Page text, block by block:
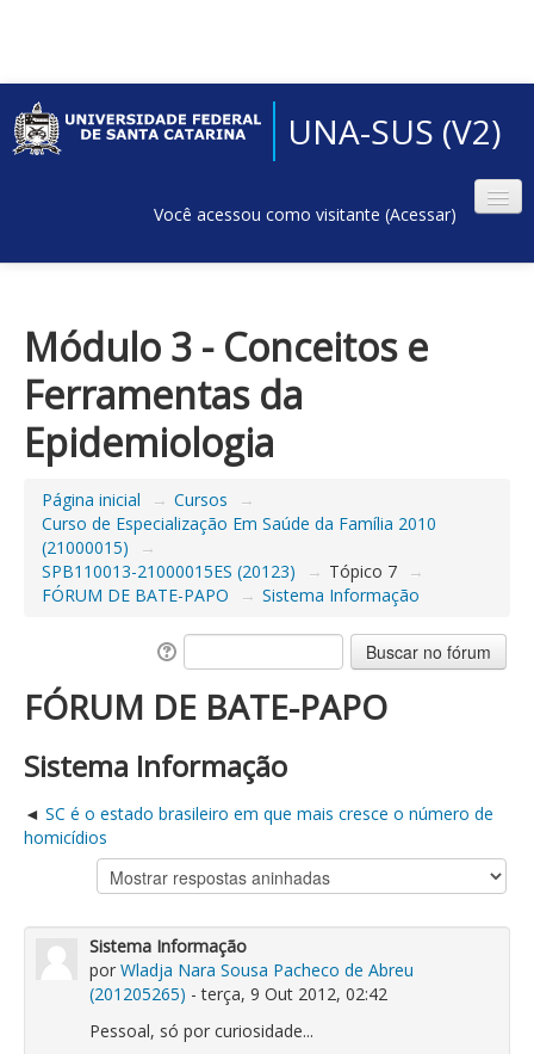
UNA-SUS (V2)
Você acessou como visitante (Acessar)
Módulo 3 - Conceitos e
Ferramentas da
Epidemiologia
Página inicial → Cursos
→
Curso de Especialização Em Saúde da Família 2010
(21000015)
→
SPB110013-21000015ES (20123)
→ Tópico 7
→
FÓRUM DE BATE-PAPO
→ Sistema Informação
FÓRUM DE BATE-PAPO
Sistema Informação
SC é o estado brasileiro em que mais cresce o número de
homicídios
Sistema Informação
por Wladja Nara Sousa Pacheco de Abreu
(201205265) - terça, 9 Out 2012, 02:42
Pessoal, só por curiosidade...